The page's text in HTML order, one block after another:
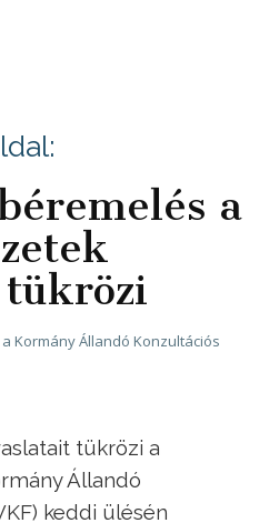
a
Kormány Állandó Konzultációs
tükrözi a
Állandó
keddi ülésén